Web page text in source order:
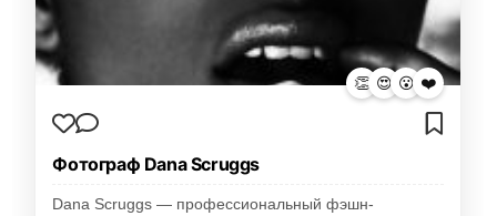
👏 😍 😮 ❤️
Фотограф Dana Scruggs
Dana Scruggs — профессиональный фэшн-